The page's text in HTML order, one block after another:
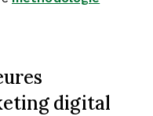
digital